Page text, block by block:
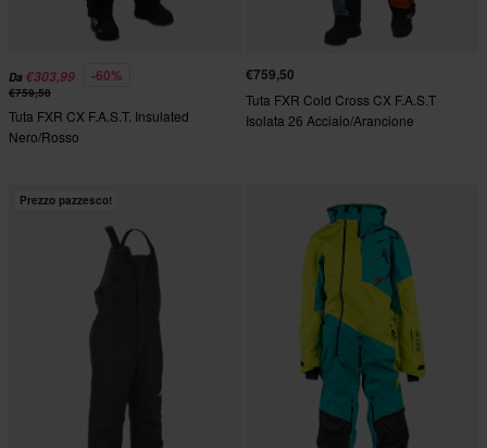
Da €303,99 -60%
€759,50
Tuta FXR CX F.A.S.T. Insulated
Nero/Rosso
€759,50
Tuta FXR Cold Cross CX F.A.S.T
Isolata 26 Acciaio/Arancione
Prezzo pazzesco!